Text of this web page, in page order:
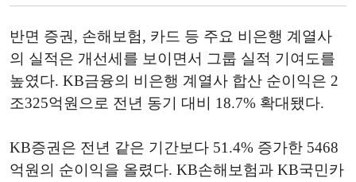
반면 증권, 손해보험, 카드 등 주요 비은행 계열사
의 실적은 개선세를 보이면서 그룹 실적 기여도를
높였다. KB금융의 비은행 계열사 합산 순이익은 2
조325억원으로 전년 동기 대비 18.7% 확대됐다.
KB증권은 전년 같은 기간보다 51.4% 증가한 5468
억원의 순이익을 올렸다. KB손해보험과 KB국민카